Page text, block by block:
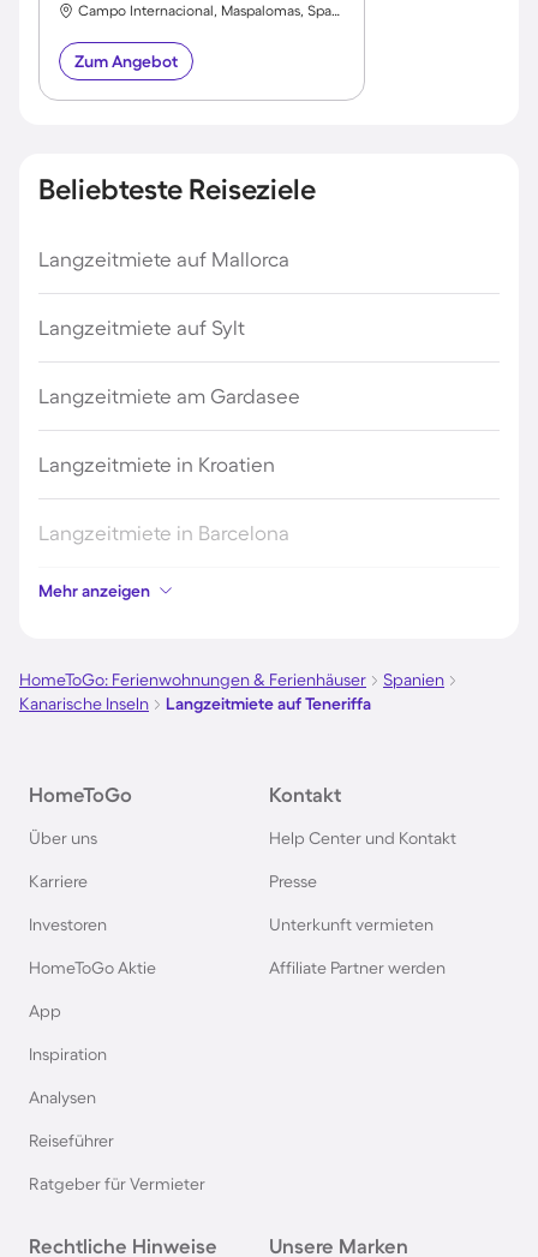
Campo Internacional, Maspalomas, Spanien
Zum Angebot
Beliebteste Reiseziele
Langzeitmiete auf Mallorca
Langzeitmiete auf Sylt
Langzeitmiete am Gardasee
Langzeitmiete in Kroatien
Langzeitmiete in Barcelona
Langzeitmiete auf Sardinien
Langzeitmiete in Spanien
Langzeitmiete auf Kreta
Langzeitmiete auf Baltrum
Langzeitmiete in Griechenland
Langzeitmiete in Portugal
Mehr anzeigen
HomeToGo: Ferienwohnungen & Ferienhäuser
Spanien
Kanarische Inseln
Langzeitmiete auf Teneriffa
HomeToGo
Über uns
Karriere
Investoren
HomeToGo Aktie
App
Inspiration
Analysen
Reiseführer
Ratgeber für Vermieter
Kontakt
Help Center und Kontakt
Presse
Unterkunft vermieten
Affiliate Partner werden
Rechtliche Hinweise Unsere Marken